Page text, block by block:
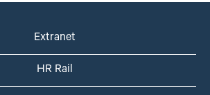
Extranet
HR Rail